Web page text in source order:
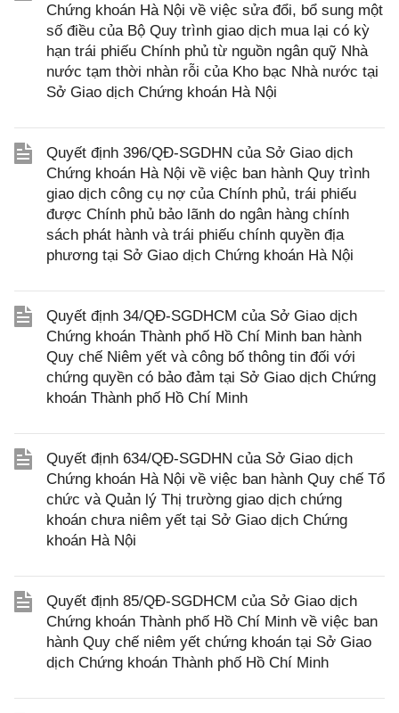
Chứng khoán Hà Nội về việc sửa đổi, bổ sung một
số điều của Bộ Quy trình giao dịch mua lại có kỳ
hạn trái phiếu Chính phủ từ nguồn ngân quỹ Nhà
nước tạm thời nhàn rỗi của Kho bạc Nhà nước tại
Sở Giao dịch Chứng khoán Hà Nội
Quyết định 396/QĐ-SGDHN của Sở Giao dịch
Chứng khoán Hà Nội về việc ban hành Quy trình
giao dịch công cụ nợ của Chính phủ, trái phiếu
được Chính phủ bảo lãnh do ngân hàng chính
sách phát hành và trái phiếu chính quyền địa
phương tại Sở Giao dịch Chứng khoán Hà Nội
Quyết định 34/QĐ-SGDHCM của Sở Giao dịch
Chứng khoán Thành phố Hồ Chí Minh ban hành
Quy chế Niêm yết và công bố thông tin đối với
chứng quyền có bảo đảm tại Sở Giao dịch Chứng
khoán Thành phố Hồ Chí Minh
Quyết định 634/QĐ-SGDHN của Sở Giao dịch
Chứng khoán Hà Nội về việc ban hành Quy chế Tổ
chức và Quản lý Thị trường giao dịch chứng
khoán chưa niêm yết tại Sở Giao dịch Chứng
khoán Hà Nội
Quyết định 85/QĐ-SGDHCM của Sở Giao dịch
Chứng khoán Thành phố Hồ Chí Minh về việc ban
hành Quy chế niêm yết chứng khoán tại Sở Giao
dịch Chứng khoán Thành phố Hồ Chí Minh